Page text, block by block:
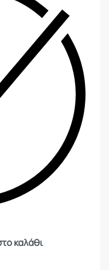
καλάθι